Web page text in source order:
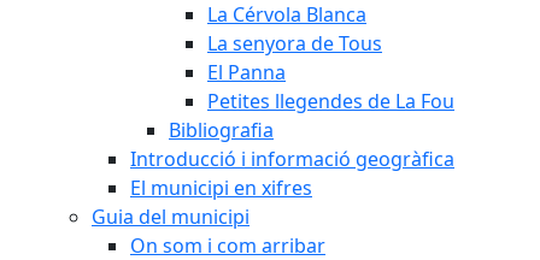
La Cérvola Blanca
La senyora de Tous
El Panna
Petites llegendes de La Fou
Bibliografia
Introducció i informació geogràfica
El municipi en xifres
Guia del municipi
On som i com arribar